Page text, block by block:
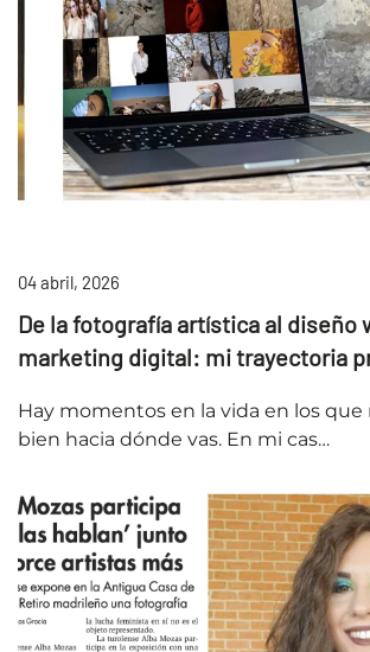
04 abril, 2026
De la fotografía artística al diseño
marketing digital: mi trayectoria
Hay momentos en la vida en los que
bien hacia dónde vas. En mi cas…